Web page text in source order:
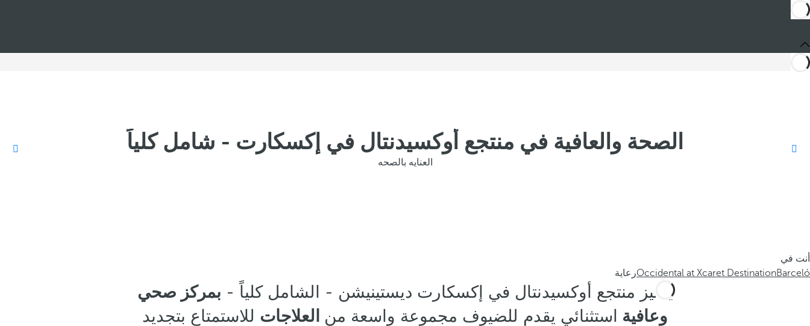
الصحة والعافية في منتجع أوكسيدنتال في إكسكارت - شامل كلياً
العنايه بالصحه
أنت في
Barceló
Occidental at Xcaret Destinationرعاية
يتميز منتجع أوكسيدنتال في إكسكارت ديستينيشن - الشامل كلياً - بمركز صحي
وعافية استثنائي يقدم للضيوف مجموعة واسعة من العلاجات للاستمتاع بتجديد